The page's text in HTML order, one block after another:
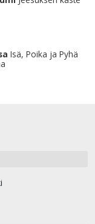
Isä, Poika ja Pyhä